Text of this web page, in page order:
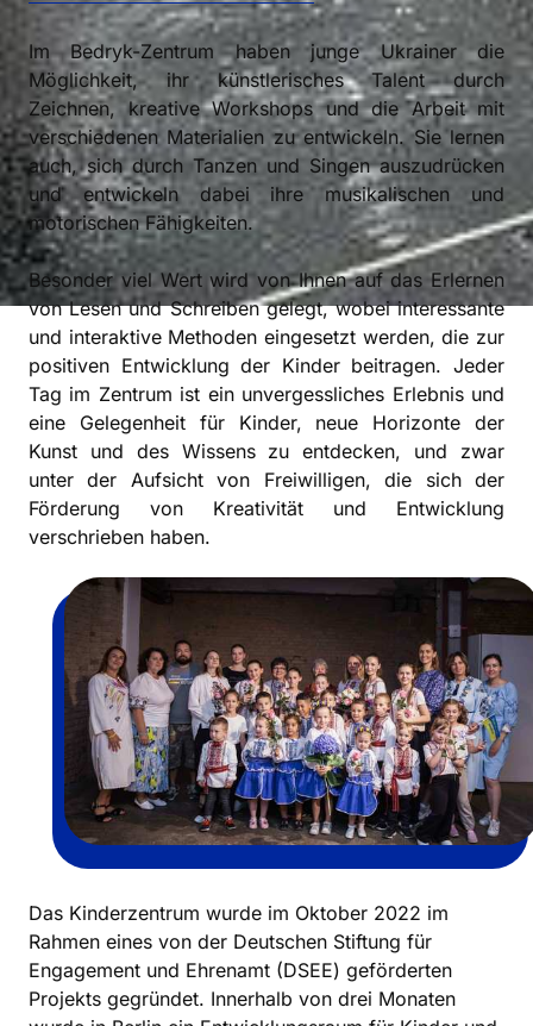
Im Bedryk-Zentrum haben junge Ukrainer die
Möglichkeit, ihr künstlerisches Talent durch
Zeichnen, kreative Workshops und die Arbeit mit
verschiedenen Materialien zu entwickeln. Sie lernen
auch, sich durch Tanzen und Singen auszudrücken
und entwickeln dabei ihre musikalischen und
motorischen Fähigkeiten.
Besonder viel Wert wird von Ihnen auf das Erlernen
von Lesen und Schreiben gelegt, wobei interessante
und interaktive Methoden eingesetzt werden, die zur
positiven Entwicklung der Kinder beitragen. Jeder
Tag im Zentrum ist ein unvergessliches Erlebnis und
eine Gelegenheit für Kinder, neue Horizonte der
Kunst und des Wissens zu entdecken, und zwar
unter der Aufsicht von Freiwilligen, die sich der
Förderung von Kreativität und Entwicklung
verschrieben haben.
Das Kinderzentrum wurde im Oktober 2022 im
Rahmen eines von der Deutschen Stiftung für
Engagement und Ehrenamt (DSEE) geförderten
Projekts gegründet. Innerhalb von drei Monaten